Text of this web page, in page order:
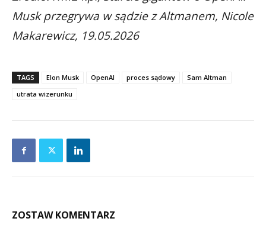
Musk przegrywa w sądzie z Altmanem, Nicole
Makarewicz, 19.05.2026
TAGS Elon Musk OpenAI proces sądowy
Sam Altman
utrata wizerunku
ZOSTAW KOMENTARZ